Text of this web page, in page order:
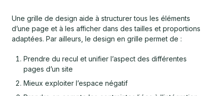
Une grille de design aide à structurer tous les éléments
d’une page et à les afficher dans des tailles et proportions
adaptées. Par ailleurs, le design en grille permet de :
Prendre du recul et unifier l’aspect des différentes
pages d’un site
Mieux exploiter l’espace négatif